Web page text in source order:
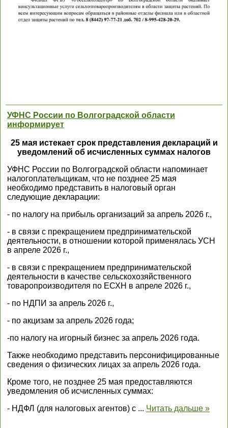
УФНС России по Волгоградской области
информирует
25 мая истекает срок представления деклараций и
уведомлений об исчисленных суммах налогов
УФНС России по Волгоградской области напоминает
налогоплательщикам, что не позднее 25 мая
необходимо представить в налоговый орган
следующие декларации:
- по налогу на прибыль организаций за апрель 2026 г.,
- в связи с прекращением предпринимательской
деятельности, в отношении которой применялась УСН
в апреле 2026 г.,
- в связи с прекращением предпринимательской
деятельности в качестве сельскохозяйственного
товаропроизводителя по ЕСХН в апреле 2026 г.,
- по НДПИ за апрель 2026 г.,
- по акцизам за апрель 2026 года;
-по налогу на игорный бизнес за апрель 2026 года.
Также необходимо представить персонифицированные
сведения о физических лицах за апрель 2026 года.
Кроме того, не позднее 25 мая предоставляются
уведомления об исчисленных суммах:
- НДФЛ (для налоговых агентов) с ... Читать дальше »